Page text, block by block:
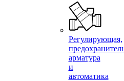
Регулирующая,
арматура
и
автоматика